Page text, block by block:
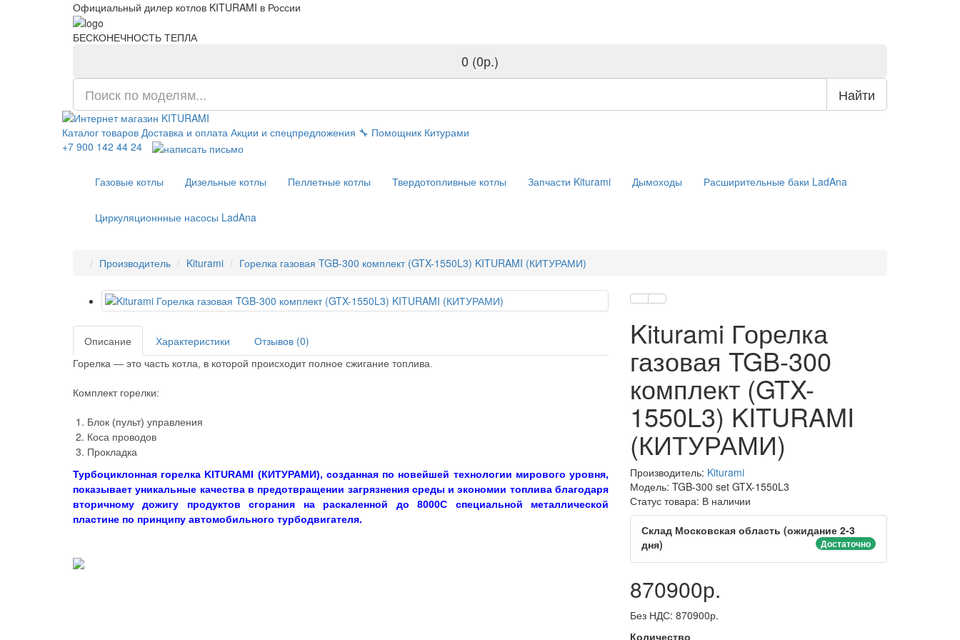
Официальный дилер котлов KITURAMI в России
БЕСКОНЕЧНОСТЬ ТЕПЛА
0 (0р.)
Найти
Каталог товаров Доставка и оплата Акции и спецпредложения 🔧 Помощник Китурами
+7 900 142 44 24
Газовые котлы Дизельные котлы Пеллетные котлы Твердотопливные котлы Запчасти Kiturami Дымоходы Расширительные баки LadAna
Циркуляционнные насосы LadAna
Производитель Kiturami Горелка газовая TGB-300 комплект (GTX-1550L3) KITURAMI (КИТУРАМИ)
Описание Характеристики Отзывов (0)
Горелка — это часть котла, в которой происходит полное сжигание топлива.
Комплект горелки:
Блок (пульт) управления
Коса проводов
Прокладка
Турбоциклонная горелка KITURAMI (КИТУРАМИ), созданная по новейшей технологии мирового уровня,
показывает уникальные качества в предотвращении загрязнения среды и экономии топлива благодаря
вторичному дожигу продуктов сгорания на раскаленной до 8000С специальной металлической
пластине по принципу автомобильного турбодвигателя.
Kiturami Горелка
газовая TGB-300
комплект (GTX-
1550L3) KITURAMI
(КИТУРАМИ)
Производитель: Kiturami
Модель: TGB-300 set GTX-1550L3
Статус товара: В наличии
Склад Московская область (ожидание 2-3
дня)
Достаточно
870900р.
Без НДС: 870900р.
Количество